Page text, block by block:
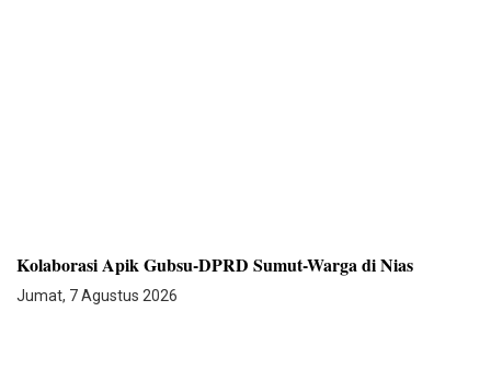
Kolaborasi Apik Gubsu-DPRD Sumut-Warga di Nias
Jumat, 7 Agustus 2026